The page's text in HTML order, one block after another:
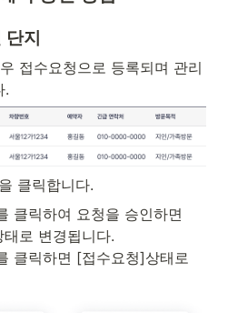
지
접수요청으로 등록되며 관리
.
클릭합니다.
클릭하여 요청을 승인하면
로 변경됩니다.
클릭하면 [접수요청]상태로